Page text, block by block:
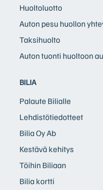
Huoltoluotto
Auton pesu huollon
Taksihuolto
Auton tuonti huoltoon
BILIA
Palaute Bilialle
Lehdistötiedotteet
Bilia Oy Ab
Kestävä kehitys
Töihin Biliaan
Bilia kortti